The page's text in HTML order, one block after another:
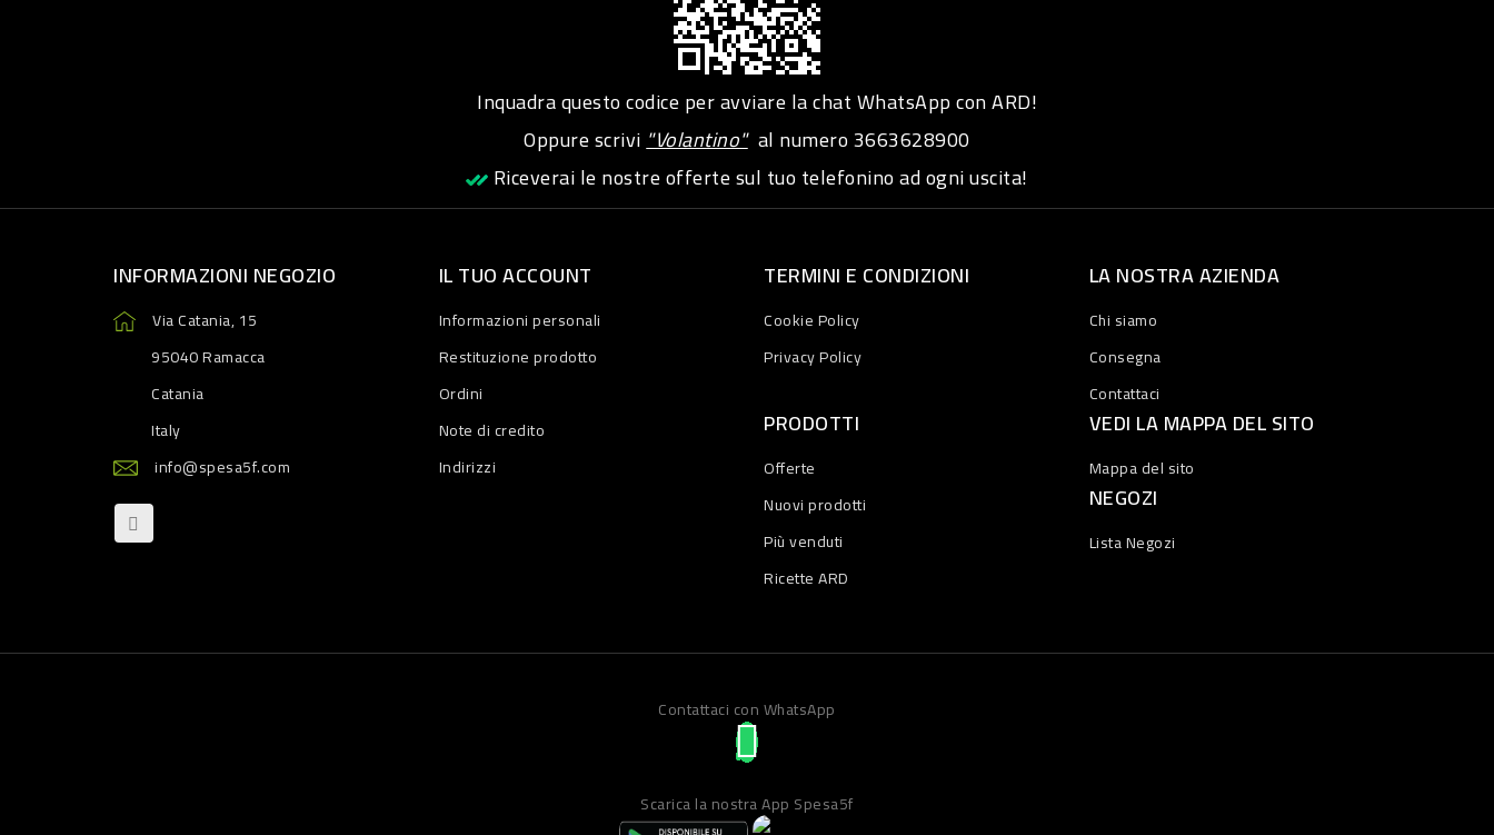
Inquadra questo codice per avviare la chat WhatsApp con ARD!
Oppure scrivi"Volantino"al numero3663628900
Riceverai le nostre offerte sul tuo telefonino ad ogni uscita!
INFORMAZIONI NEGOZIO
Via Catania, 15
95040 Ramacca
Catania
Italy
info@spesa5f.com
IL TUO ACCOUNT
Informazioni personali
Restituzione prodotto
Ordini
Note di credito
Indirizzi
TERMINI E CONDIZIONI
Cookie Policy
Privacy Policy
LA NOSTRA AZIENDA
Chi siamo
Consegna
Contattaci
PRODOTTI
Offerte
Nuovi prodotti
Più venduti
Ricette ARD
VEDI LA MAPPA DEL SITO
Mappa del sito
NEGOZI
Lista Negozi
Contattaci con WhatsApp
Scarica la nostra App Spesa5f